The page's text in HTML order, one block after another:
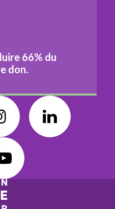
66% du
don.